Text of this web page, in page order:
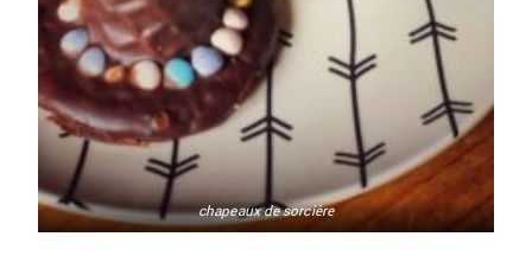
chapeaux de sorcière